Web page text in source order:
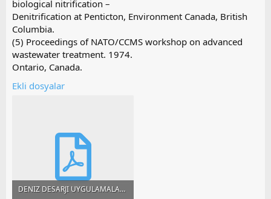
biological nitrification –
Denitrification at Penticton, Environment Canada, British
Columbia.
(5) Proceedings of NATO/CCMS workshop on advanced
wastewater treatment. 1974.
Ontario, Canada.
Ekli dosyalar
DENIZ DESARJI UYGULAMALARI.pdf